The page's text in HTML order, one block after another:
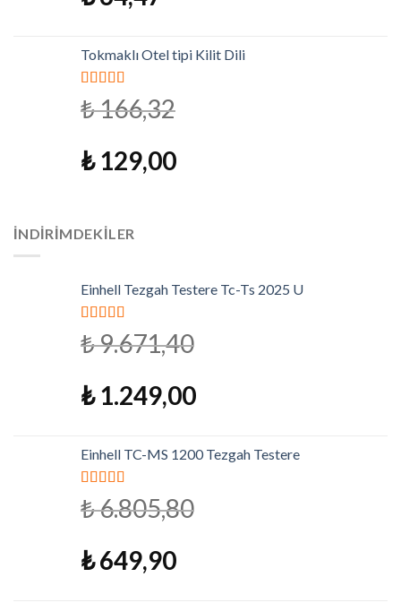
Tokmaklı Otel tipi Kilit Dili
5 üzerinden
4.79oy aldı
₺166,32
₺129,00
İNDIRIMDEKILER
Einhell Tezgah Testere Tc-Ts 2025 U
5 üzerinden
5.00oy aldı
₺9.671,40
₺1.249,00
Einhell TC-MS 1200 Tezgah Testere
5 üzerinden
5.00oy aldı
₺6.805,80
₺649,90